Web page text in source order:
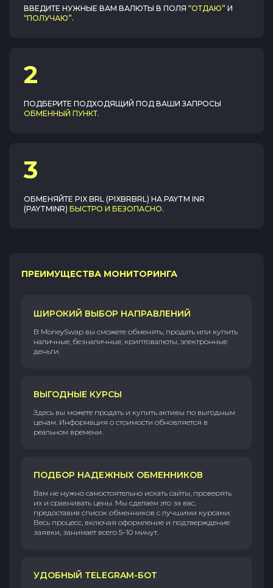
ВВЕДИТЕ НУЖНЫЕ ВАМ ВАЛЮТЫ В ПОЛЯ “ОТДАЮ” И
“ПОЛУЧАЮ”.
2
ПОДБЕРИТЕ ПОДХОДЯЩИЙ ПОД ВАШИ ЗАПРОСЫ
ОБМЕННЫЙ ПУНКТ.
3
ОБМЕНЯЙТЕ PIX BRL (PIXBRBRL) НА PAYTM INR
(PAYTMINR) БЫСТРО И БЕЗОПАСНО.
ПРЕИМУЩЕСТВА МОНИТОРИНГА
ШИРОКИЙ ВЫБОР НАПРАВЛЕНИЙ
В MoneySwap вы сможете обменять, продать или купить
наличные, безналичные, криптовалюты, электронные
деньги.
ВЫГОДНЫЕ КУРСЫ
Здесь вы можете продать и купить активы по выгодным
ценам. Информация о стоимости обновляется в
реальном времени.
ПОДБОР НАДЕЖНЫХ ОБМЕННИКОВ
Вам не нужно самостоятельно искать сайты, проверять
их и сравнивать цены. Мы сделаем это за вас,
предоставив список обменников с лучшими курсами.
Весь процесс, включая оформление и подтверждение
заявки, занимает всего 5–10 минут.
УДОБНЫЙ TELEGRAM-БОТ